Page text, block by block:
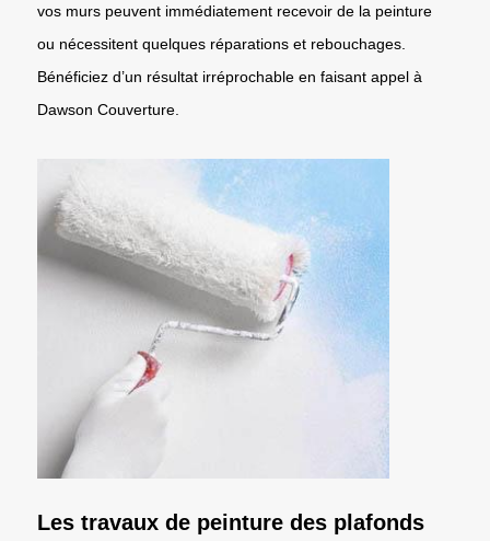
vos murs peuvent immédiatement recevoir de la peinture
ou nécessitent quelques réparations et rebouchages.
Bénéficiez d’un résultat irréprochable en faisant appel à
Dawson Couverture.
Les travaux de peinture des plafonds